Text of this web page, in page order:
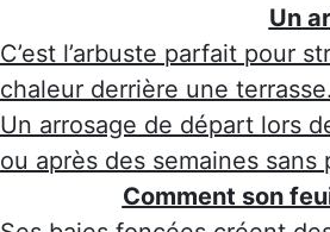
Un
C’est l’arbuste parfait pour
chaleur derrière une
Un arrosage de départ lors
ou après des semaines sans
Comment son